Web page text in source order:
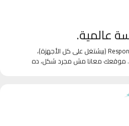
عالمية.
بنصمم لك موقع سريع، Responsive (بيشتغل على كل الأجهزة)،
موقعك معانا مش مجرد شكل، ده